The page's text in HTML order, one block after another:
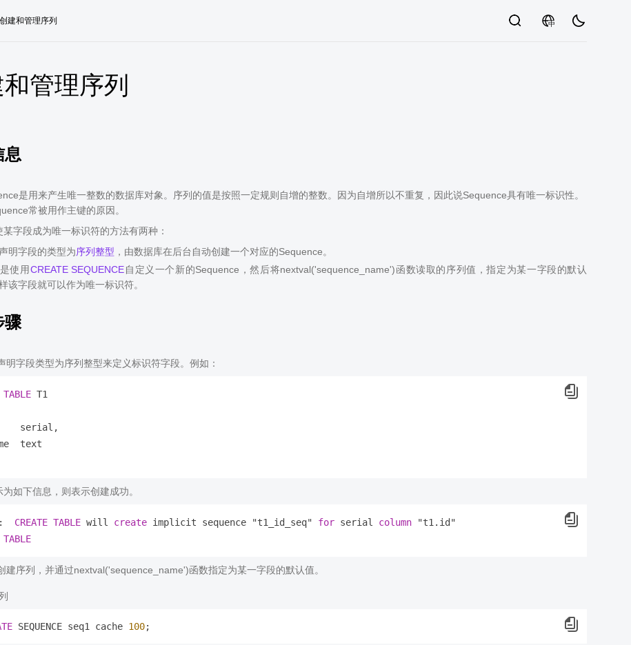
创建和管理序列 中
管理序列
息
是用来产生唯一整数的数据库对象。序列的值是按照一定规则自增的整数。因为自增所以不重复，因此说Sequence具有唯一标识性。
常被用作主键的原因。
字段成为唯一标识符的方法有两种：
明字段的类型为序列整型 ，由数据库在后台自动创建一个对应的Sequence。
使用CREATE SEQUENCE自定义一个新的Sequence，然后将nextval('sequence_name')函数读取的序列值，指定为某一字段的默认
该字段就可以作为唯一标识符。
骤
明字段类型为序列整型来定义标识符字段。例如：
TABLE T1
serial,
text
如下信息，则表示创建成功。
CREATE TABLE will create implicit sequence "t1_id_seq" for serial column
TABLE
建序列，并通过nextval('sequence_name')函数指定为某一字段的默认值。
SEQUENCE seq1 cache 100